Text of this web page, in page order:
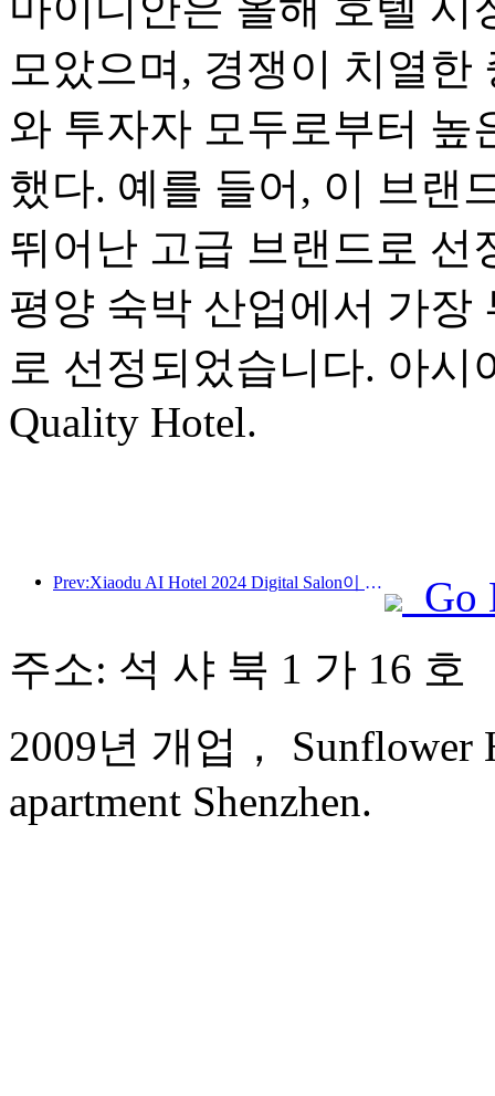
모았으며, 경쟁이 치열한
와 투자자 모두로부터 높
했다. 예를 들어, 이 브랜
뛰어난 고급 브랜드로 선
평양 숙박 산업에서 가장
로 선정되었습니다. 아시
Quality Hotel.
Prev:Xiaodu AI Hotel 2024 Digital Salon이 성공적으로 마무리되었습니다! 미래 호텔 경험의 재구성 가속화
Go
주소: 석 샤 북 1 가 16 호
2009년 개업， Sunflower
apartment Shenzhen.